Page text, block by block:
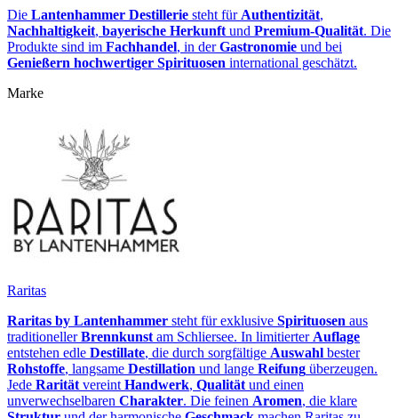
Die Lantenhammer Destillerie steht für Authentizität,
Nachhaltigkeit, bayerische Herkunft und Premium‑Qualität. Die
Produkte sind im Fachhandel, in derGastronomie und bei
Genießern hochwertiger Spirituosen international geschätzt.
Marke
Raritas
Raritas by Lantenhammer steht für exklusive Spirituosen aus
traditionellerBrennkunst am Schliersee. In limitierter Auflage
entstehen edle Destillate, die durch sorgfältige Auswahl bester
Rohstoffe, langsame Destillation und lange Reifung überzeugen.
Jede Rarität vereint Handwerk, Qualität und einen
unverwechselbaren Charakter. Die feinen Aromen, die klare